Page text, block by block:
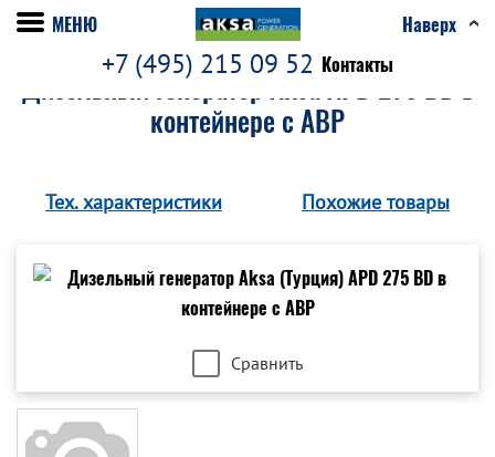
+7 (495) 215 09 52 Контакты
МЕНЮ Наверх
Дизельный генератор Aksa APD 275 BD в
контейнере c АВР
Тех. характеристики Похожие товары
Сравнить